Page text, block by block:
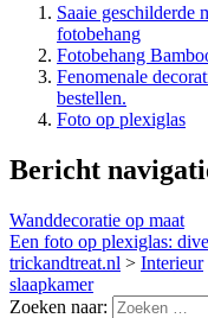
Saaie geschilderde
fotobehang
Fotobehang
Fenomenale
bestellen.
Foto op plexiglas
Bericht
Wanddecoratie op maat
Een foto op plexiglas:
trickandtreat.nl > Interieur
slaapkamer
Zoeken naar: